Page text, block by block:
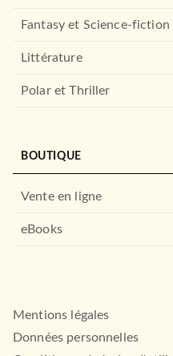
Fantasy et Science-fiction
Littérature
Polar et Thriller
BOUTIQUE
Vente en ligne
eBooks
Mentions légales
Données personnelles